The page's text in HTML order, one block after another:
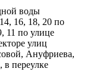
воды
16, 18, 20 по
11 по улице
улиц
Ануфриева,
в переулке